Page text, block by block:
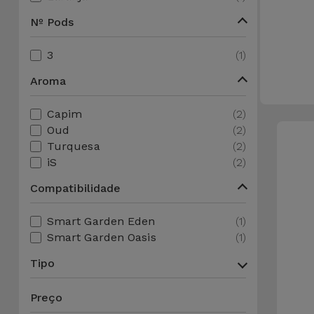
Samsung
Xiaomi
Oppo
Google
TCL
Recondicionados
Samsung
Recondicionados
iMac
Recondicionados
Recondicionadas
Ver
tudo
Adaptadores
Capas e
Películas
Powerbanks
Carregadores
Auriculares
Smartwatches
e Braceletes
Correntes
Nº Pods
3
(1)
Aroma
Capim
(2)
Oud
(2)
Turquesa
(2)
iS
(2)
Compatibilidade
Smart Garden Eden
(1)
Smart Garden Oasis
(1)
Tipo
Preço